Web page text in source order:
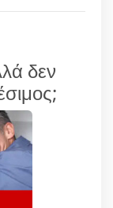
δεν